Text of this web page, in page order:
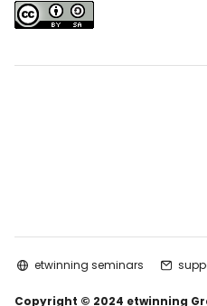
etwinning seminars
Copyright © 2024 etwinning